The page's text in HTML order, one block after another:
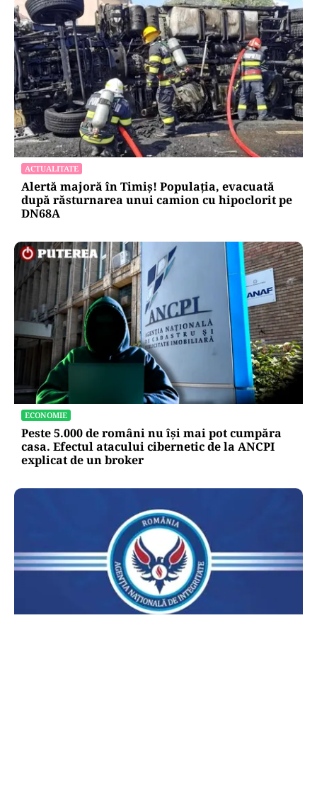
ACTUALITATE
Alertă majoră în Timiș! Populația, evacuată
după răsturnarea unui camion cu hipoclorit pe
DN68A
ECONOMIE
Peste 5.000 de români nu își mai pot cumpăra
casa. Efectul atacului cibernetic de la ANCPI
explicat de un broker